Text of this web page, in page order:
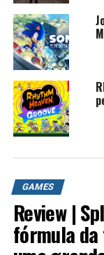
mais linear e
temas. O hack
mundo com 4
níveis que você
chegada em que
Pontuação Editar
Conseguir pelo
pontos) em todos
Estrela na Toad
níveis
terminar a
Três fatores
GAMES
Review |
fórmula